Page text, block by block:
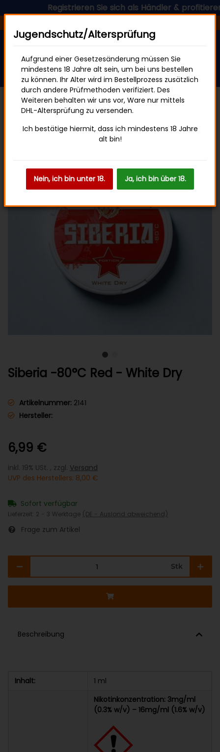
Registrieren Sie sich als Händler & profitieren
Kautabak
Siberia -80°C Red - White Dry
Artikelnummer: 2141
Hersteller:
6,99 €
inkl. 19% USt. , zzgl. Versand
UVP des Herstellers: 8,00 €
Sofort verfügbar
Lieferzeit: 2 - 3 Werktage (DE - Ausland abweichend)
Frage zum Artikel
Stk
Beschreibung
Inhalt: 1 ml
Nikotinkonzentration: 3mg/ml
(0.3% w/v) – 16mg/ml (1.6% w/v)
Jugendschutz/Altersprüfung
Aufgrund einer Gesetzesänderung müssen Sie
mindestens 18 Jahre alt sein, um bei uns bestellen
zu können. Ihr Alter wird im Bestellprozess zusätzlich
durch andere Prüfmethoden verifiziert. Des
Weiteren behalten wir uns vor, Ware nur mittels
DHL-Altersprüfung zu versenden.
Ich bestätige hiermit, dass ich mindestens 18 Jahre
alt bin!
Nein, ich bin unter 18. Ja, ich bin über 18.